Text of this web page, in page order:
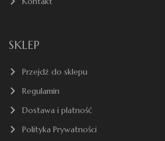
SKLEP
Przejdź do sklepu
Regulamin
Dostawa i płatność
Polityka Prywatności